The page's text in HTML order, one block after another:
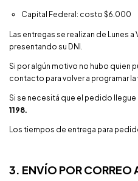
Capital Federal: costo $6.000
Las entregas se realizan de Lunes
presentando su DNI.
Si por algún motivo no hubo quien
contacto para volver a programar
Si se necesitá que el pedido
1198.
Los tiempos de entrega para
3. ENVÍO POR CORREO